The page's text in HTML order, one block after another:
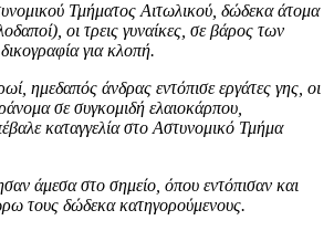
Τμήματος Αιτωλικού, δώδεκα άτομα
οι τρεις γυναίκες, σε βάρος των
για κλοπή.
ημεδαπός άνδρας εντόπισε εργάτες γης, οι
σε συγκομιδή ελαιοκάρπου,
καταγγελία στο Αστυνομικό Τμήμα
άμεσα στο σημείο, όπου εντόπισαν και
τους δώδεκα κατηγορούμενους.